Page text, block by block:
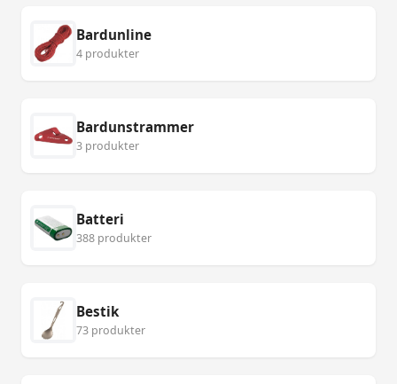
Bardunline
4 produkter
Bardunstrammer
3 produkter
Batteri
388 produkter
Bestik
73 produkter